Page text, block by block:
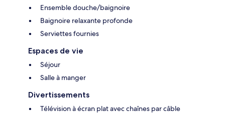
Ensemble douche/baignoire
Baignoire relaxante profonde
Serviettes fournies
Espaces de vie
Séjour
Salle à manger
Divertissements
Télévision à écran plat avec chaînes par câble